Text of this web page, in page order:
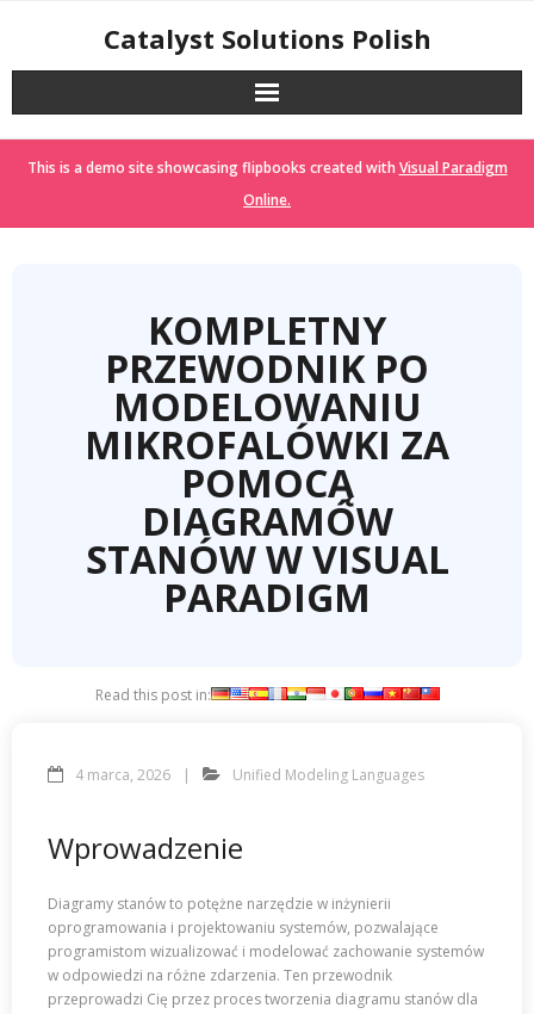
Catalyst Solutions Polish
This is a demo site showcasing flipbooks created with Visual Paradigm
Online.
KOMPLETNY
PRZEWODNIK PO
MODELOWANIU
MIKROFALÓWKI ZA
POMOCĄ
DIAGRAMÓW
STANÓW W VISUAL
PARADIGM
Read this post in:
4 marca, 2026 Unified Modeling Languages
Wprowadzenie
Diagramy stanów to potężne narzędzie w inżynierii
oprogramowania i projektowaniu systemów, pozwalające
programistom wizualizować i modelować zachowanie systemów
w odpowiedzi na różne zdarzenia. Ten przewodnik
przeprowadzi Cię przez proces tworzenia diagramu stanów dla